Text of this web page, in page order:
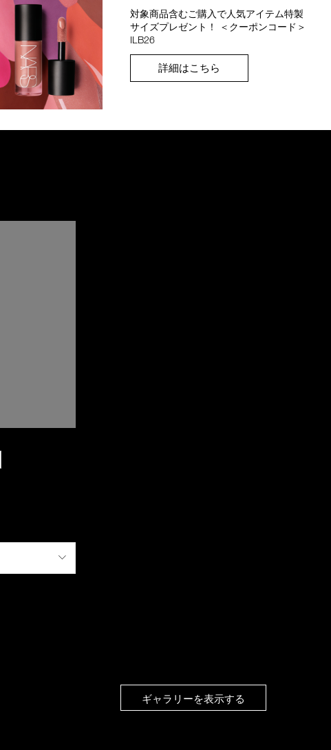
対象商品含むご購入で人気アイテム特製
サイズプレゼント！ ＜クーポンコード＞
ILB26
詳細はこちら
ギャラリーを表示する